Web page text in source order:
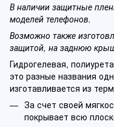
В наличии защитные
моделей телефонов.
Возможно также
защитой, на заднюю
Гидрогелевая,
это разные названия
изготавливается из
За счет своей
покрывает всю